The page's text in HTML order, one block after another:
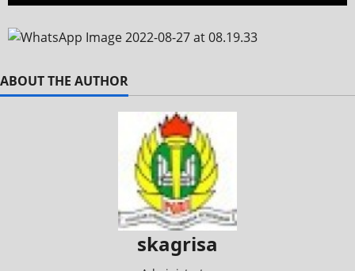
ABOUT THE AUTHOR
skagrisa